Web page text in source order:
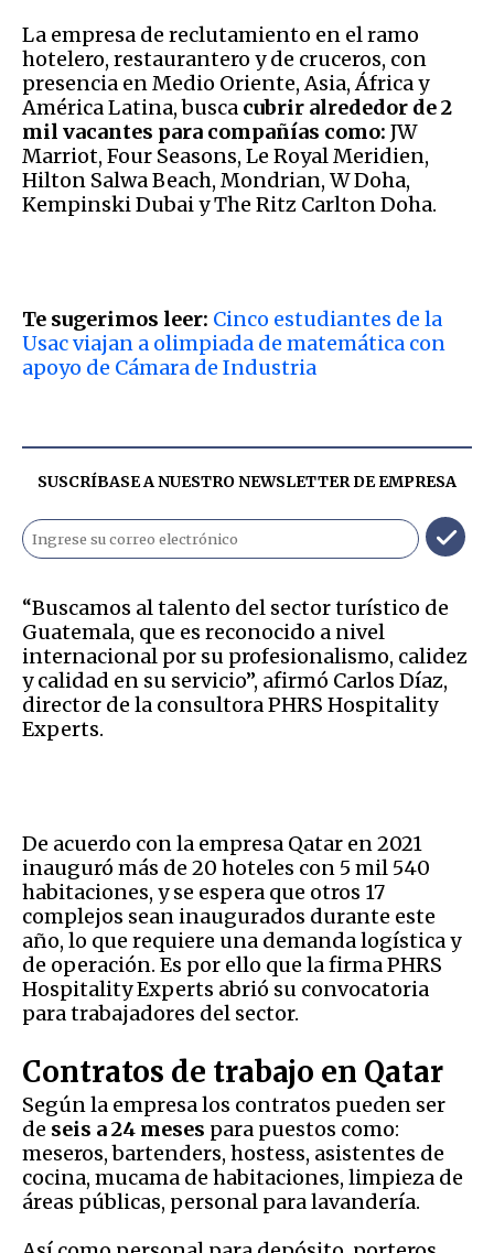
La empresa de reclutamiento en el ramo
hotelero, restaurantero y de cruceros, con
presencia en Medio Oriente, Asia, África y
América Latina, busca cubrir alrededor de 2
mil vacantes para compañías como: JW
Marriot, Four Seasons, Le Royal Meridien,
Hilton Salwa Beach, Mondrian, W Doha,
Kempinski Dubai y The Ritz Carlton Doha.
Te sugerimos leer: Cinco estudiantes de la
Usac viajan a olimpiada de matemática con
apoyo de Cámara de Industria
SUSCRÍBASE A NUESTRO NEWSLETTER DEEMPRESA
“Buscamos al talento del sector turístico de
Guatemala, que es reconocido a nivel
internacional por su profesionalismo, calidez
y calidad en su servicio”, afirmó Carlos Díaz,
director de la consultora PHRS Hospitality
Experts.
De acuerdo con la empresa Qatar en 2021
inauguró más de 20 hoteles con 5 mil 540
habitaciones, y se espera que otros 17
complejos sean inaugurados durante este
año, lo que requiere una demanda logística y
de operación. Es por ello que la firma PHRS
Hospitality Experts abrió su convocatoria
para trabajadores del sector.
Contratos de trabajo en Qatar
Según la empresa los contratos pueden ser
de seis a 24 meses para puestos como:
meseros, bartenders, hostess, asistentes de
cocina, mucama de habitaciones, limpieza de
áreas públicas, personal para lavandería.